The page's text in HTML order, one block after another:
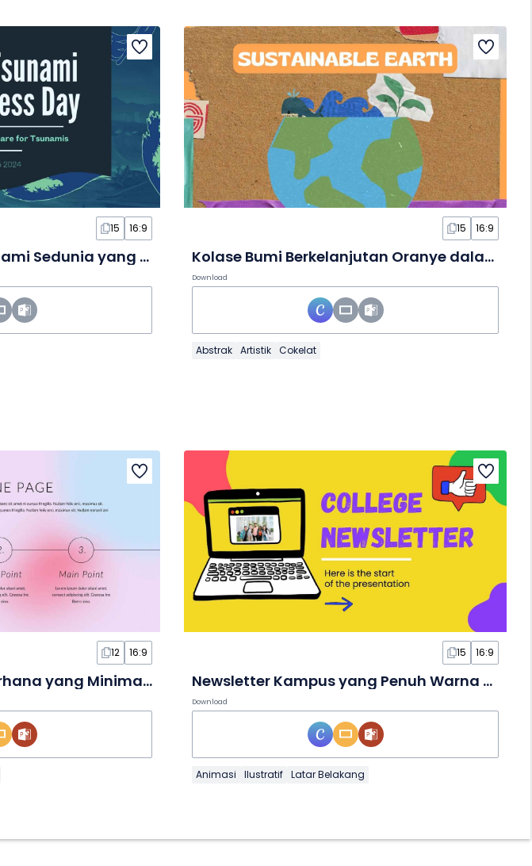
15 16:9
Hari Kesadaran Tsunami Sedunia yang Sederhana dalam Slide
15 16:9
Kolase Bumi Berkelanjutan Oranye dalam Slide
Download
Abstrak Artistik Cokelat
12 16:9
Slide Infografis Sederhana yang Minimalis
15 16:9
Newsletter Kampus yang Penuh Warna dalam Slide
Download
Animasi Ilustratif Latar Belakang